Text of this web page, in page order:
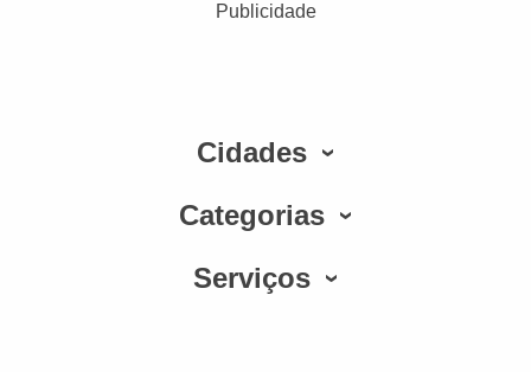
Publicidade
Cidades
Categorias
Serviços